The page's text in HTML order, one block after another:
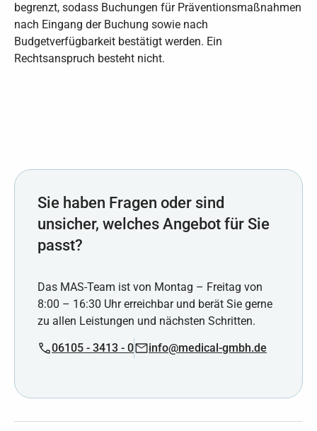
begrenzt, sodass Buchungen für Präventionsmaßnahmen
nach Eingang der Buchung sowie nach
Budgetverfügbarkeit bestätigt werden. Ein
Rechtsanspruch besteht nicht.
Sie haben Fragen oder sind
unsicher, welches Angebot für Sie
passt?
Das MAS-Team ist von Montag – Freitag von
8:00 – 16:30 Uhr erreichbar und berät Sie gerne
zu allen Leistungen und nächsten Schritten.
06105 - 3413 - 0
info@medical-gmbh.de